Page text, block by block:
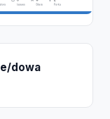
dowa